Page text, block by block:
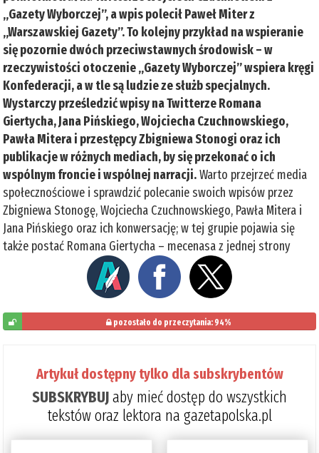
„Gazety Wyborczej”, a wpis polecił Paweł Miter z
„Warszawskiej Gazety”. To kolejny przykład na wspieranie
się pozornie dwóch przeciwstawnych środowisk – w
rzeczywistości otoczenie „Gazety Wyborczej” wspiera kręgi
Konfederacji, a w tle są ludzie ze służb specjalnych.
Wystarczy prześledzić wpisy na Twitterze Romana
Giertycha, Jana Pińskiego, Wojciecha Czuchnowskiego,
Pawła Mitera i przestępcy Zbigniewa Stonogi oraz ich
publikacje w różnych mediach, by się przekonać o ich
wspólnym froncie i wspólnej narracji.Warto przejrzeć media
społecznościowe i sprawdzić polecanie swoich wpisów przez
Zbigniewa Stonogę, Wojciecha Czuchnowskiego, Pawła Mitera i
Jana Pińskiego oraz ich konwersację; w tej grupie pojawia się
także postać Romana Giertycha – mecenasa z jednej strony
pozostało do przeczytania: 94%
Artykuł dostępny tylko dla subskrybentów
SUBSKRYBUJaby mieć dostęp do wszystkich
tekstów oraz lektora na gazetapolska.pl